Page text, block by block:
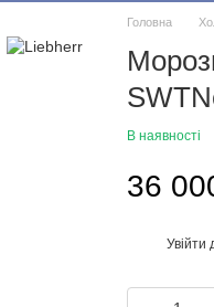
Головна
В наявності
36
Увійти